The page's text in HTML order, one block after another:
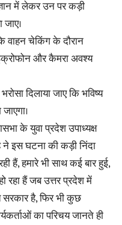
में लेकर उन पर कड़ी
वाहन चेकिंग के दौरान
और कैमरा अवश्य
दिलाया जाए कि भविष्य
के युवा प्रदेश उपाध्यक्ष
ने इस घटना की कड़ी निंदा
हैं, हमारे भी साथ कई बार हुई,
रहा हैं जब उत्तर प्रदेश में
सरकार है, फिर भी कुछ
का परिचय जानते ही